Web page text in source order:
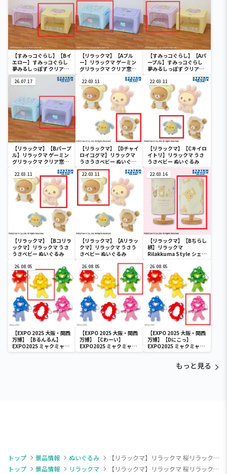
【すみっコぐらし】【Bイ
エロー】すみっコぐらし
夢みるしっぽず クリア窓
付き収納ボックス
【リラックマ】【Aブル
ー】リラックマ ゲーミン
グリラックマ クリア窓付
【すみっコぐらし】【Aパ
ープル】すみっコぐらし
夢みるしっぽず クリア窓
26.07.17
【リラックマ】【Bパープ
ル】リラックマ ゲーミン
グリラックマ クリア窓付
22.03.11
【リラックマ】【Dチャイ
ロイコグマ】リラックマ
うさうさべビー ぬいぐる
み
22.03.11
【リラックマ】【Cキイロ
イトリ】リラックマ うさ
うさべビー ぬいぐるみ
22.03.11
【リラックマ】【Bコリラ
ックマ】リラックマ うさ
うさべビー ぬいぐるみ
22.03.11
【リラックマ】【Aリラッ
クマ】リラックマ うさう
さべビー ぬいぐるみ
22.03.16
【リラックマ】【Bちらし
柄】リラックマ
Rilakkuma Style シェー
26.08.05
【EXPO 2025 大阪・関西
万博】【Bるんるん】
EXPO2025 ミャクミャク
カラフルゴム紐付きぬい
26.08.05
【EXPO 2025 大阪・関西
万博】【Cわーい】
EXPO2025 ミャクミャク
カラフルゴム紐付きぬい
26.08.05
【EXPO 2025 大阪・関西
万博】【Dにこっ】
EXPO2025 ミャクミャク
カラフルゴム紐付きぬい
もっと見る
トップ 景品情報 ぬいぐるみ
【リラックマ】リラックマ 桜リラックマ ぬいぐるみXL プレミアム
トップ
景品情報 リラックマ
【リラックマ】リラックマ 桜リラックマ ぬいぐるみXL プレミアム